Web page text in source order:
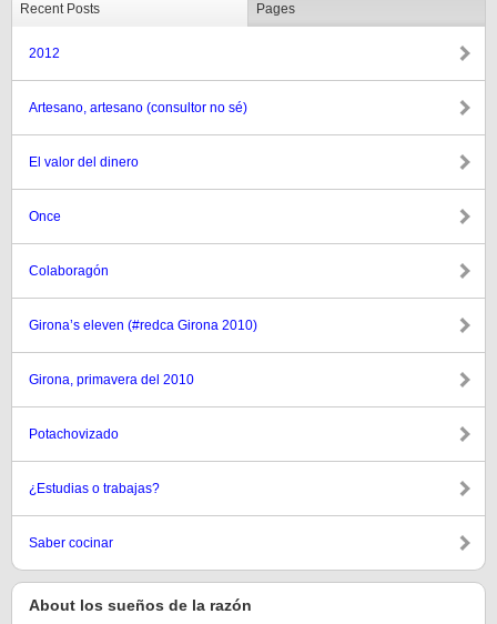
Recent Posts Pages
2012
Artesano, artesano (consultor no sé)
El valor del dinero
Once
Colaboragón
Girona’s eleven (#redca Girona 2010)
Girona, primavera del 2010
Potachovizado
¿Estudias o trabajas?
Saber cocinar
About los sueños de la razón